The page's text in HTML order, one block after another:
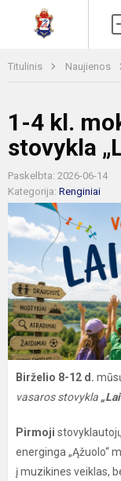
Titulinis Naujienos
1-4 kl.
stovykla
Paskelbta: 2026-06-14
Kategorija: Renginiai
Birželio 8-12 d.
vasaros stovykla
Pirmoji
energinga „Ąžuolo“
į muzikines veiklas,